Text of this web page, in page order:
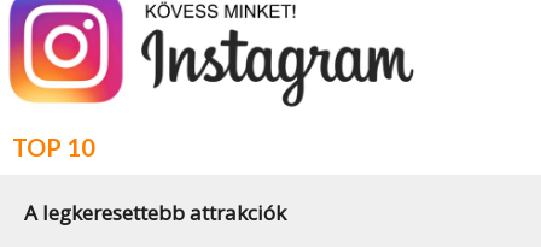
TOP 10
A legkeresettebb attrakciók